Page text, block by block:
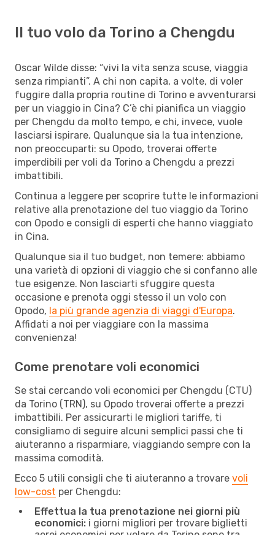
Il tuo volo da Torino a Chengdu
Oscar Wilde disse: “vivi la vita senza scuse, viaggia
senza rimpianti”. A chi non capita, a volte, di voler
fuggire dalla propria routine di Torino e avventurarsi
per un viaggio in Cina? C’è chi pianifica un viaggio
per Chengdu da molto tempo, e chi, invece, vuole
lasciarsi ispirare. Qualunque sia la tua intenzione,
non preoccuparti: su Opodo, troverai offerte
imperdibili per voli da Torino a Chengdu a prezzi
imbattibili.
Continua a leggere per scoprire tutte le informazioni
relative alla prenotazione del tuo viaggio da Torino
con Opodo e consigli di esperti che hanno viaggiato
in Cina.
Qualunque sia il tuo budget, non temere: abbiamo
una varietà di opzioni di viaggio che si confanno alle
tue esigenze. Non lasciarti sfuggire questa
occasione e prenota oggi stesso il un volo con
Opodo, la più grande agenzia di viaggi d'Europa.
Affidati a noi per viaggiare con la massima
convenienza!
Come prenotare voli economici
Se stai cercando voli economici per Chengdu (CTU)
da Torino (TRN), su Opodo troverai offerte a prezzi
imbattibili. Per assicurarti le migliori tariffe, ti
consigliamo di seguire alcuni semplici passi che ti
aiuteranno a risparmiare, viaggiando sempre con la
massima comodità.
Ecco 5 utili consigli che ti aiuteranno a trovare voli
low-cost per Chengdu:
Effettua la tua prenotazione nei giorni più
economici: i giorni migliori per trovare biglietti